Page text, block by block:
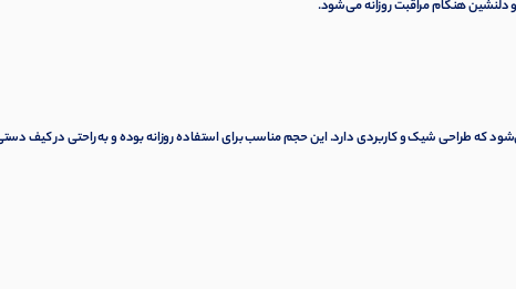
هنگام مراقبت روزانه می‌شود.
تیوپی ۵۰ میلی‌لیتری عرضه می‌شود که طراحی شیک و کاربردی دارد. این حجم مناسب برای استفاده روزانه بوده و به راحتی در کیف